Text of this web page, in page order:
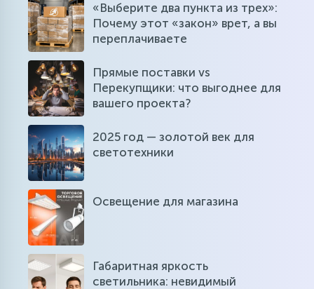
«Выберите два пункта из трех»:
Почему этот «закон» врет, а вы
переплачиваете
Прямые поставки vs
Перекупщики: что выгоднее для
вашего проекта?
2025 год — золотой век для
светотехники
Освещение для магазина
Габаритная яркость
светильника: невидимый